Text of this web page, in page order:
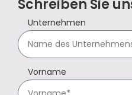
Schreiben Sie
Unternehmen
Vorname